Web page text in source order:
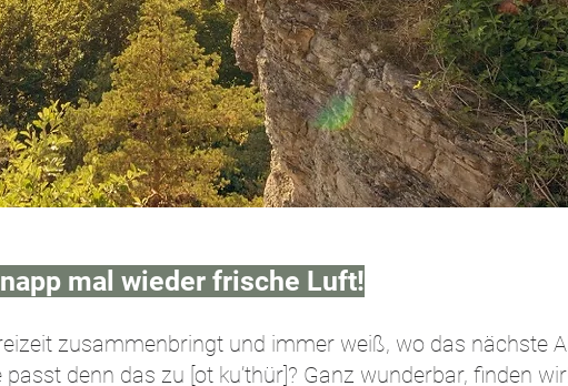
mal wieder frische Luft!
zusammenbringt und immer weiß, wo das nächste
denn das zu [ot ku’thür]? Ganz wunderbar, finden